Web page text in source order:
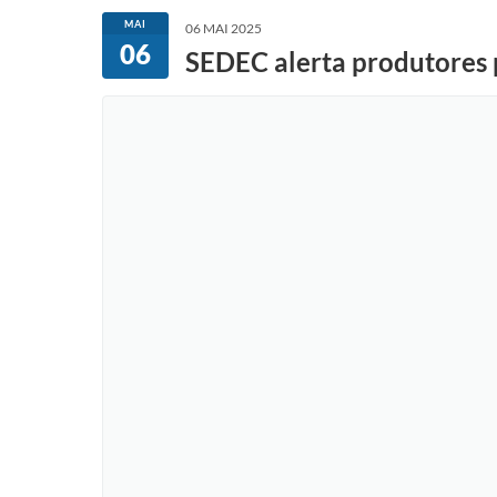
MAI
06
06 MAI 2025
SEDEC alerta